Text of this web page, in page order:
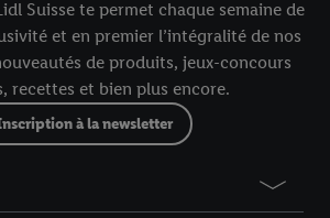
Suisse te permet chaque semaine de
et en premier l’intégralité de nos
de produits, jeux-concours
recettes et bien plus encore.
à la newsletter